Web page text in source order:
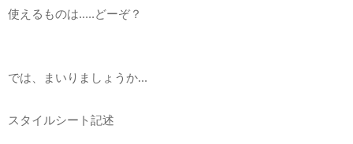
使えるものは.....どーぞ？
では、まいりましょうか...
スタイルシート記述